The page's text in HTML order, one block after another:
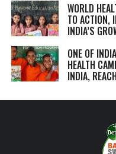
WORLD
TO ACTION,
INDIA’S
ONE OF
HEALTH
INDIA,